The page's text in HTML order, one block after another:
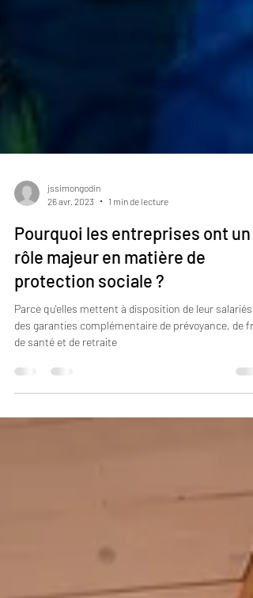
Pourquoi les entreprises ont un
rôle majeur en matière de
protection sociale ?
Parce qu'elles mettent à disposition de leur salariés
des garanties complémentaire de prévoyance, de
de santé et de retraite